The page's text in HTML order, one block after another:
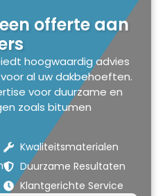
offerte aan
hoogwaardig advies
al uw dakbehoeften.
voor duurzame en
zoals bitumen
Kwaliteitsmaterialen
Duurzame Resultaten
Klantgerichte Service